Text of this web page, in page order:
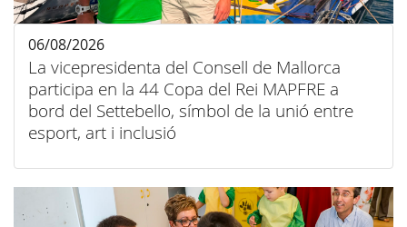
La vicepresidenta del Consell de Mallorca
participa en la 44 Copa del Rei MAPFRE a
bord del Settebello, símbol de la unió entre
esport, art i inclusió
06/08/2026